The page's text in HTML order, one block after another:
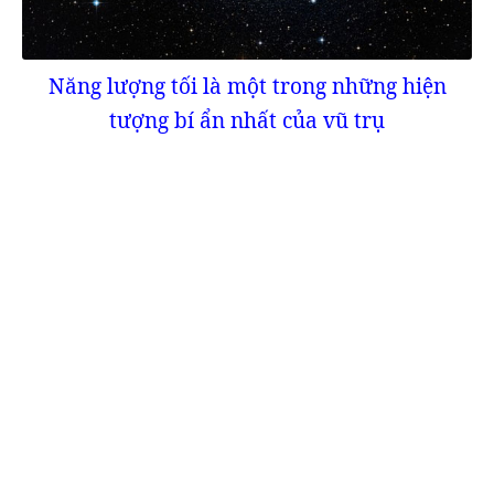
Năng lượng tối là một trong những hiện
tượng bí ẩn nhất của vũ trụ